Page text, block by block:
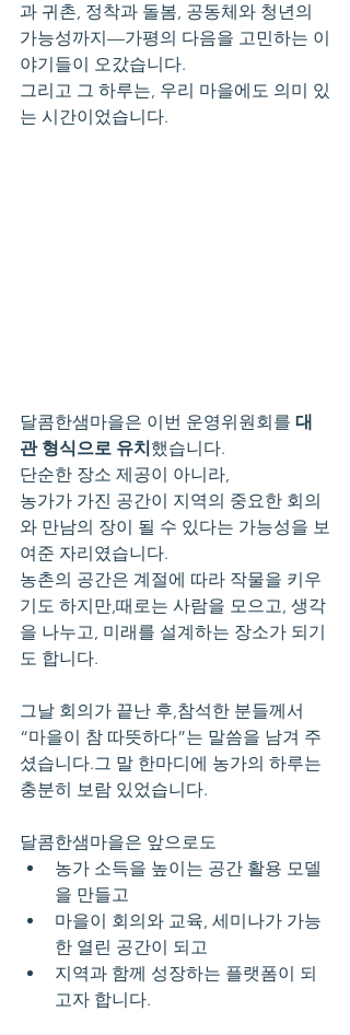
과 귀촌, 정착과 돌봄, 공동체와 청년의
가능성까지—가평의 다음을 고민하는 이
야기들이 오갔습니다.
그리고 그 하루는, 우리 마을에도 의미 있
는 시간이었습니다.
달콤한샘마을은 이번 운영위원회를 대
관 형식으로 유치 했습니다.
단순한 장소 제공이 아니라,
농가가 가진 공간이 지역의 중요한 회의
와 만남의 장이 될 수 있다는 가능성을 보
여준 자리였습니다.
농촌의 공간은 계절에 따라 작물을 키우
기도 하지만,때로는 사람을 모으고, 생각
을 나누고, 미래를 설계하는 장소가 되기
도 합니다.
그날 회의가 끝난 후,참석한 분들께서
“마을이 참 따뜻하다”는 말씀을 남겨 주
셨습니다.그 말 한마디에 농가의 하루는
충분히 보람 있었습니다.
달콤한샘마을은 앞으로도
농가 소득을 높이는 공간 활용 모델
을 만들고
마을이 회의와 교육, 세미나가 가능
한 열린 공간이 되고
지역과 함께 성장하는 플랫폼이 되
고자 합니다.